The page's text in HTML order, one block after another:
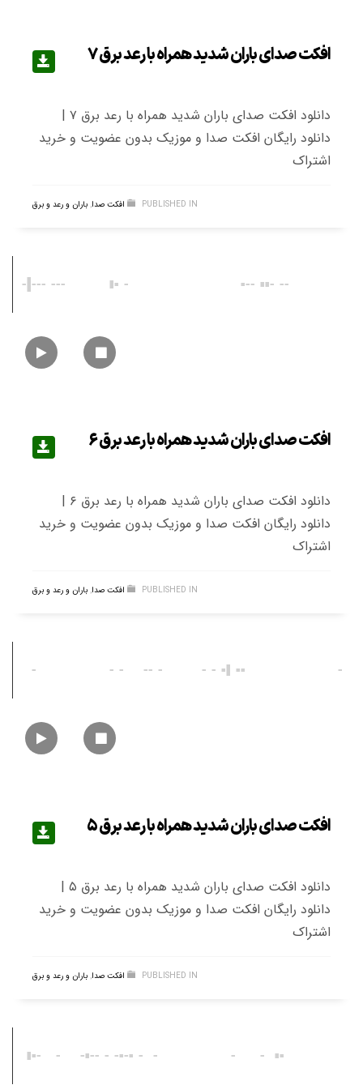
افکت صدای باران شدید همراه با رعد برق ۷
دانلود افکت صدای باران شدید همراه با رعد برق ۷ |
دانلود رایگان افکت صدا و موزیک بدون عضویت و خرید
اشتراک
PUBLISHED IN افکت صدا, باران و رعد و برق
افکت صدای باران شدید همراه با رعد برق ۶
دانلود افکت صدای باران شدید همراه با رعد برق ۶ |
دانلود رایگان افکت صدا و موزیک بدون عضویت و خرید
اشتراک
PUBLISHED IN افکت صدا, باران و رعد و برق
افکت صدای باران شدید همراه با رعد برق ۵
دانلود افکت صدای باران شدید همراه با رعد برق ۵ |
دانلود رایگان افکت صدا و موزیک بدون عضویت و خرید
اشتراک
PUBLISHED IN افکت صدا, باران و رعد و برق